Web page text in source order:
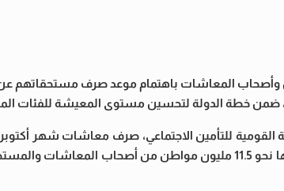
ضمن خطة الدولة لتحسين مستوى المعيشة للفئات
القومية للتأمين الاجتماعي، صرف معاشات شهر
الشهر، حيثُ يستفيد منها نحو 11.5 مليون مواطن من أصحاب